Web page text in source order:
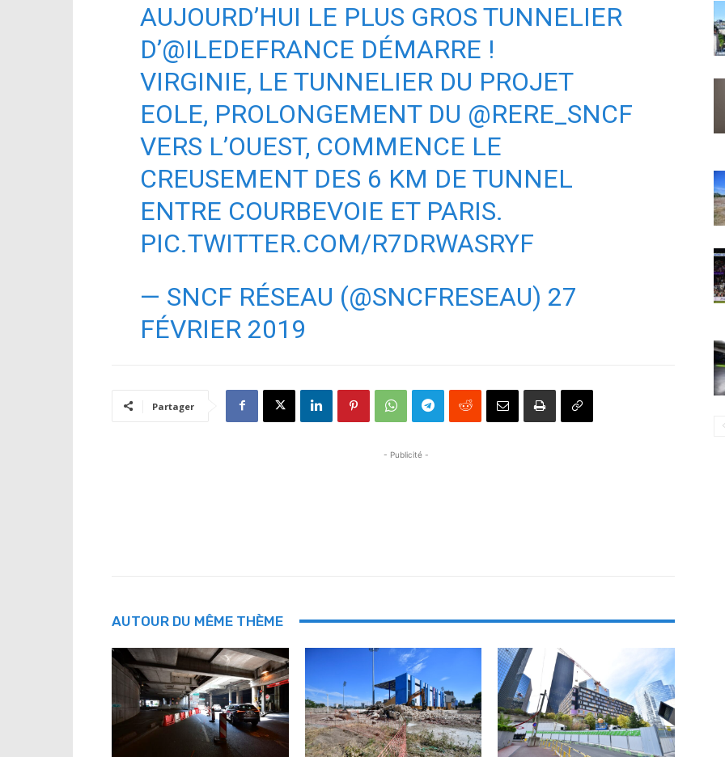
AUJOURD’HUI LE PLUS GROS TUNNELIER
D’@ILEDEFRANCE DÉMARRE !
VIRGINIE, LE TUNNELIER DU PROJET
EOLE, PROLONGEMENT DU @RERE_SNCF
VERS L’OUEST, COMMENCE LE
CREUSEMENT DES 6 KM DE TUNNEL
ENTRE COURBEVOIE ET PARIS.
PIC.TWITTER.COM/R7DRWASRYF
— SNCF RÉSEAU (@SNCFRESEAU) 27
FÉVRIER 2019
Partager
- Publicité -
AUTOUR DU MÊME THÈME